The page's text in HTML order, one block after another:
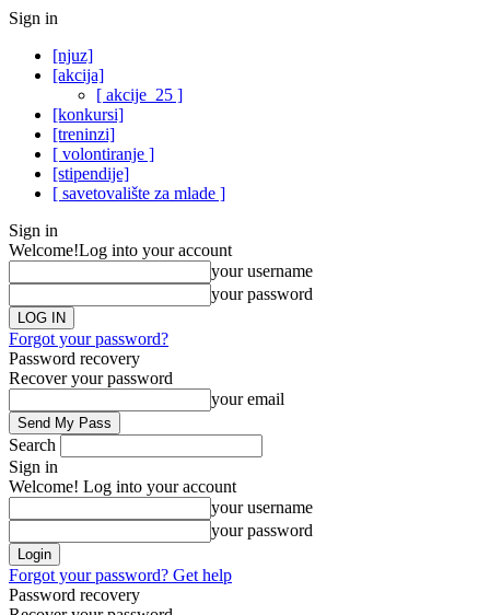
Sign in
[njuz]
[akcija]
[ akcije_25 ]
[konkursi]
[treninzi]
[ volontiranje ]
[stipendije]
[ savetovalište za mlade ]
Sign in
Welcome!Log into your account
your username
your password
Forgot your password?
Password recovery
Recover your password
your email
Search
Sign in
Welcome! Log into your account
your username
your password
Forgot your password? Get help
Password recovery